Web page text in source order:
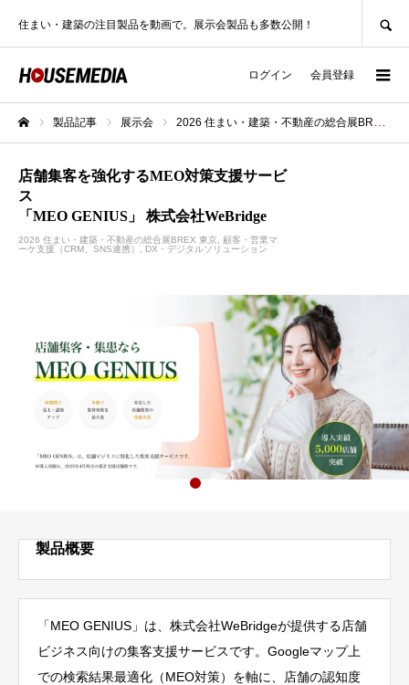
住まい・建築の注目製品を動画で。展示会製品も多数公開！
ログイン 会員登録
製品記事 展示会 2026 住まい・建築・不動産の総合展BREX 東京
店舗集客を強化するMEO対策支援サービ
ス
「MEO GENIUS」 株式会社WeBridge
2026 住まい・建築・不動産の総合展BREX 東京
顧客・営業マ
ーケ支援（CRM、SNS連携）
DX・デジタルソリューション
製品概要
「MEO GENIUS」は、株式会社WeBridgeが提供する店舗
ビジネス向けの集客支援サービスです。Googleマップ上
での検索結果最適化（MEO対策）を軸に、店舗の認知度